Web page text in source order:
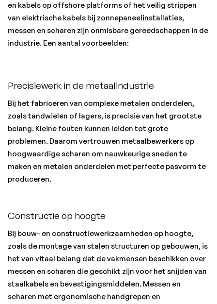
en kabels op offshore platforms of het veilig strippen
van elektrische kabels bij zonnepaneelinstallaties,
messen en scharen zijn onmisbare gereedschappen in de
industrie. Een aantal voorbeelden:
Precisiewerk in de metaalindustrie
Bij het fabriceren van complexe metalen onderdelen,
zoals tandwielen of lagers, is precisie van het grootste
belang. Kleine fouten kunnen leiden tot grote
problemen. Daarom vertrouwen metaalbewerkers op
hoogwaardige scharen om nauwkeurige sneden te
maken en metalen onderdelen met perfecte pasvorm te
produceren.
Constructie op hoogte
Bij bouw- en constructiewerkzaamheden op hoogte,
zoals de montage van stalen structuren op gebouwen, is
het van vitaal belang dat de vakmensen beschikken over
messen en scharen die geschikt zijn voor het snijden van
staalkabels en bevestigingsmiddelen. Messen en
scharen met ergonomische handgrepen en